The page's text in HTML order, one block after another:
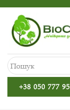
+38 050 777